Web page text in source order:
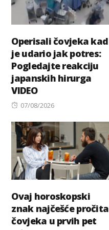
Operisali čovjeka kad
je udario jak potres:
Pogledajte reakciju
japanskih hirurga
VIDEO
Posted
07/08/2026
Ovaj horoskopski
znak najčešće pročita
čovjeka u prvih pet